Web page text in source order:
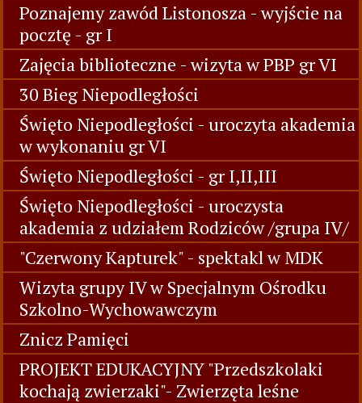
Poznajemy zawód Listonosza - wyjście na
pocztę - gr I
Zajęcia biblioteczne - wizyta w PBP gr VI
30 Bieg Niepodległości
Święto Niepodległości - uroczyta akademia
w wykonaniu gr VI
Święto Niepodległości - gr I,II,III
Święto Niepodległości - uroczysta
akademia z udziałem Rodziców /grupa IV/
"Czerwony Kapturek" - spektakl w MDK
Wizyta grupy IV w Specjalnym Ośrodku
Szkolno-Wychowawczym
Znicz Pamięci
PROJEKT EDUKACYJNY "Przedszkolaki
kochają zwierzaki"- Zwierzęta leśne